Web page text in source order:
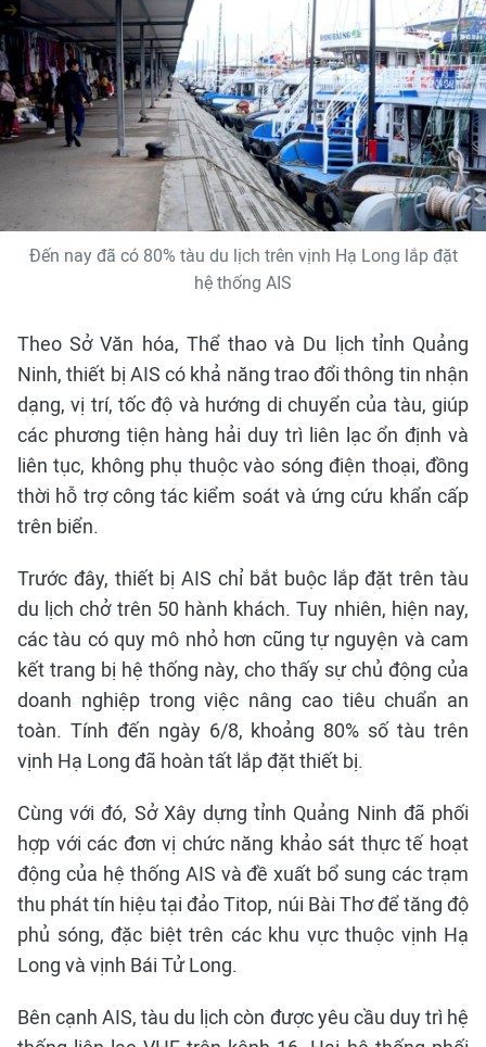
Đến nay đã có 80% tàu du lịch trên vịnh Hạ Long lắp đặt
hệ thống AIS
Theo Sở Văn hóa, Thể thao và Du lịch tỉnh Quảng
Ninh, thiết bị AIS có khả năng trao đổi thông tin nhận
dạng, vị trí, tốc độ và hướng di chuyển của tàu, giúp
các phương tiện hàng hải duy trì liên lạc ổn định và
liên tục, không phụ thuộc vào sóng điện thoại, đồng
thời hỗ trợ công tác kiểm soát và ứng cứu khẩn cấp
trên biển.
Trước đây, thiết bị AIS chỉ bắt buộc lắp đặt trên tàu
du lịch chở trên 50 hành khách. Tuy nhiên, hiện nay,
các tàu có quy mô nhỏ hơn cũng tự nguyện và cam
kết trang bị hệ thống này, cho thấy sự chủ động của
doanh nghiệp trong việc nâng cao tiêu chuẩn an
toàn. Tính đến ngày 6/8, khoảng 80% số tàu trên
vịnh Hạ Long đã hoàn tất lắp đặt thiết bị.
Cùng với đó, Sở Xây dựng tỉnh Quảng Ninh đã phối
hợp với các đơn vị chức năng khảo sát thực tế hoạt
động của hệ thống AIS và đề xuất bổ sung các trạm
thu phát tín hiệu tại đảo Titop, núi Bài Thơ để tăng độ
phủ sóng, đặc biệt trên các khu vực thuộc vịnh Hạ
Long và vịnh Bái Tử Long.
Bên cạnh AIS, tàu du lịch còn được yêu cầu duy trì hệ